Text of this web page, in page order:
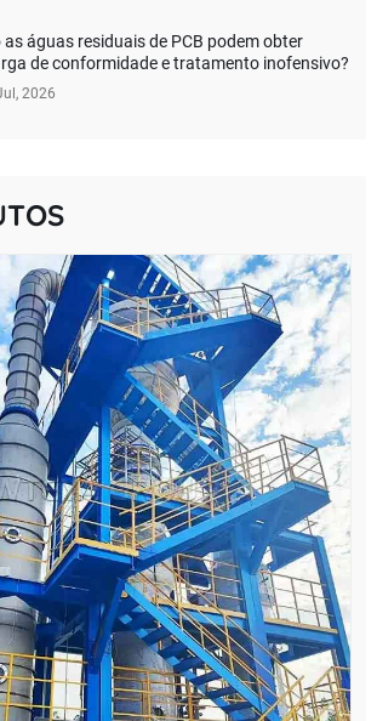
as águas residuais de PCB podem obter
de conformidade e tratamento inofensivo?
2026